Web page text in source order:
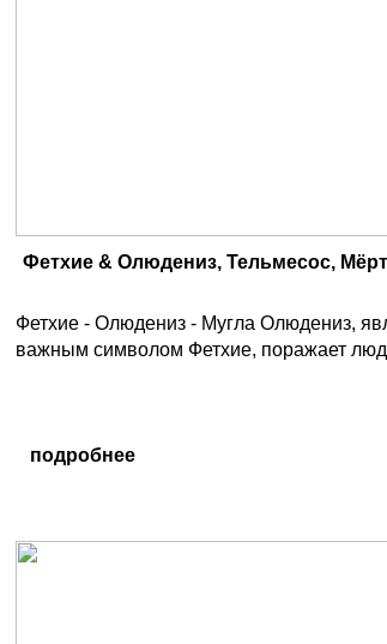
Фетхие & Олюдениз, Тельмесос,
Фетхие - Олюдениз - Мугла Олюдениз,
важным символом Фетхие, поражает
подробнее